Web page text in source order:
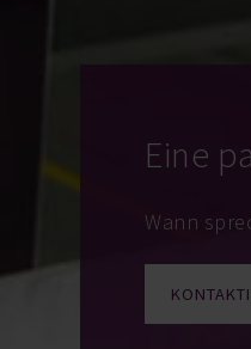
Eine
Wann